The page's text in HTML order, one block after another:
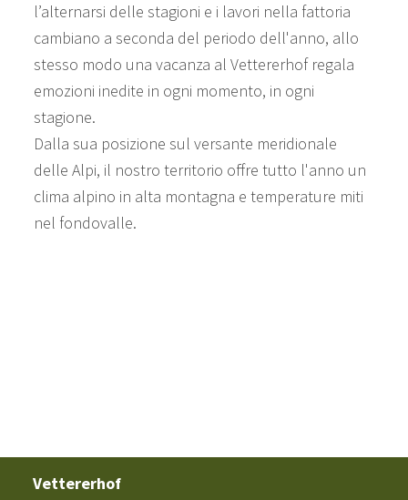
l’alternarsi delle stagioni e i lavori nella fattoria
cambiano a seconda del periodo dell'anno, allo
stesso modo una vacanza al Vettererhof regala
emozioni inedite in ogni momento, in ogni
stagione.
Dalla sua posizione sul versante meridionale
delle Alpi, il nostro territorio offre tutto l'anno un
clima alpino in alta montagna e temperature miti
nel fondovalle.
Vettererhof